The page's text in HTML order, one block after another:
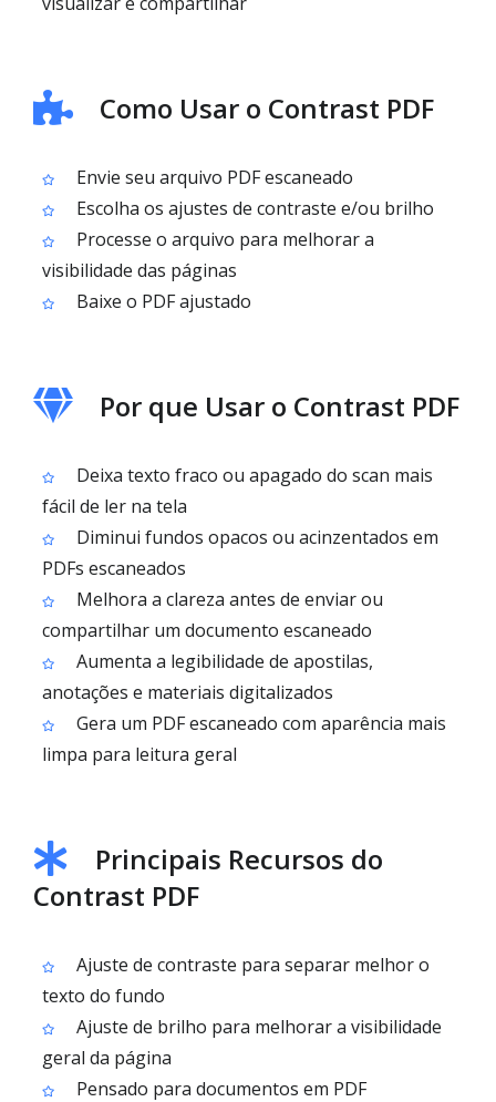
Como Usar o Contrast PDF
Envie seu arquivo PDF escaneado
Escolha os ajustes de contraste e/ou brilho
Processe o arquivo para melhorar a
visibilidade das páginas
Baixe o PDF ajustado
Por que Usar o Contrast PDF
Deixa texto fraco ou apagado do scan mais
fácil de ler na tela
Diminui fundos opacos ou acinzentados em
PDFs escaneados
Melhora a clareza antes de enviar ou
compartilhar um documento escaneado
Aumenta a legibilidade de apostilas,
anotações e materiais digitalizados
Gera um PDF escaneado com aparência mais
limpa para leitura geral
Principais Recursos do
Contrast PDF
Ajuste de contraste para separar melhor o
texto do fundo
Ajuste de brilho para melhorar a visibilidade
geral da página
Pensado para documentos em PDF